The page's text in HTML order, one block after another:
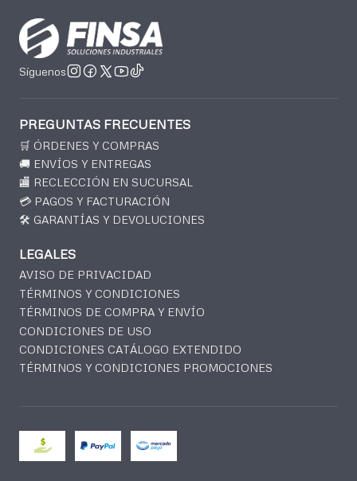
Síguenos
PREGUNTAS FRECUENTES
🛒 ÓRDENES Y COMPRAS
🚚 ENVÍOS Y ENTREGAS
🏬 RECLECCIÓN EN SUCURSAL
💳 PAGOS Y FACTURACIÓN
🛠️ GARANTÍAS Y DEVOLUCIONES
LEGALES
AVISO DE PRIVACIDAD
TÉRMINOS Y CONDICIONES
TÉRMINOS DE COMPRA Y ENVÍO
CONDICIONES DE USO
CONDICIONES CATÁLOGO EXTENDIDO
TÉRMINOS Y CONDICIONES PROMOCIONES